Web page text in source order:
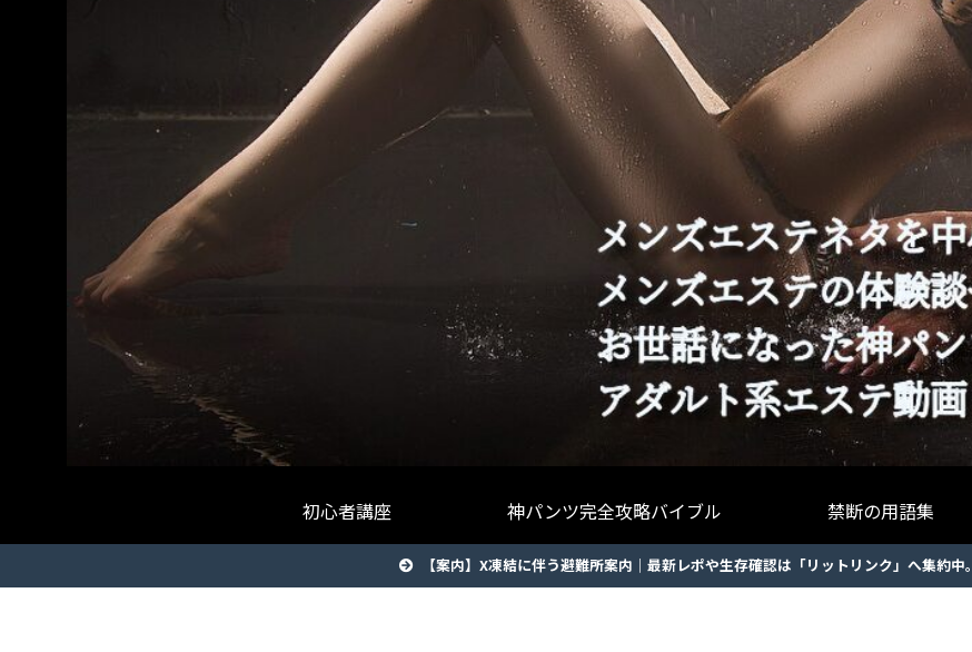
初心者講座 神パンツ完全攻略バイブル 禁断の用語集
【案内】X凍結に伴う避難所案内｜最新レポや生存確認は「リットリンク」へ集約